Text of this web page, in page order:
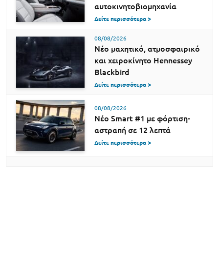
αυτοκινητοβιομηχανία
Δείτε περισσότερα >
08/08/2026
Νέο μαχητικό, ατμοσφαιρικό
και χειροκίνητο Hennessey
Blackbird
Δείτε περισσότερα >
08/08/2026
Νέο Smart #1 με φόρτιση-
αστραπή σε 12 λεπτά
Δείτε περισσότερα >